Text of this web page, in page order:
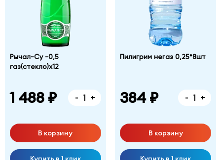
Рычал-Су -0,5
газ(стекло)х12
1 488 ₽ - +
В корзину
Пилигрим негаз 0,25*8шт
384 ₽ - +
В корзину